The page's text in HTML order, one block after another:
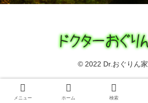
© 2022 Dr.おぐりん家.
メニュー ホーム 検索